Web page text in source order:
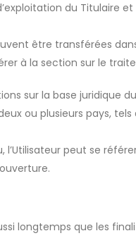
du Titulaire
être transférées
à la section sur le
sur la base
ou plusieurs pays, tels
l’Utilisateur peut se
longtemps que les